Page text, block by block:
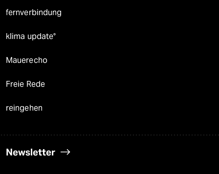
fernverbindung
klima update°
Mauerecho
Freie Rede
reingehen
Newsletter